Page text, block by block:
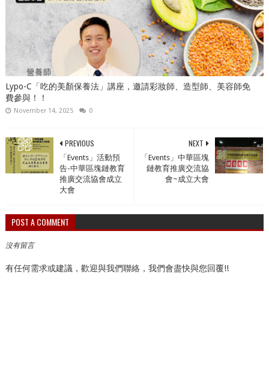
Lypo-C「吃的美顏保養法」講座，邀請彩妝師、造型師、美容師免
費參與！！
November 14, 2025 0
NEXT
「Events」中華區塊
鏈教育推廣交流協
會~成立大會
PREVIOUS
「Events」活動預
告-中華區塊鏈教育
推廣交流協會成立
大會
POST A COMMENT
沒有留言
有任何需求或建議，歡迎與我們聯絡，我們會盡快與您回覆!!